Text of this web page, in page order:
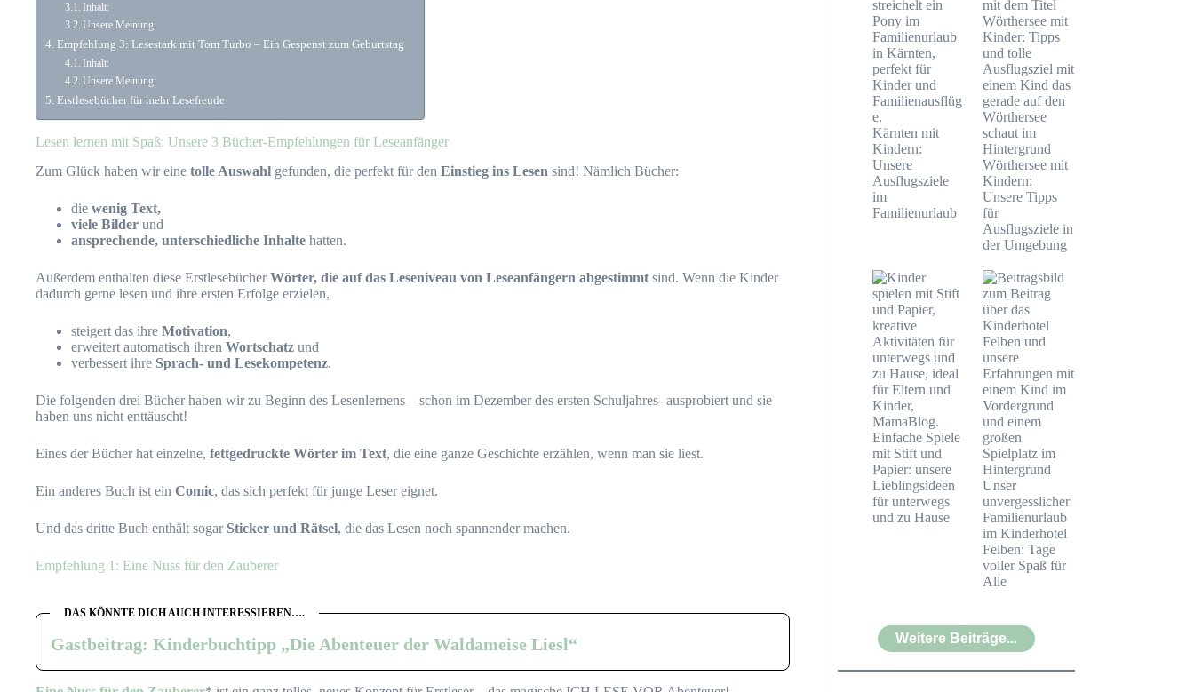
Inhalt:
Unsere Meinung:
Empfehlung 3: Lesestark mit Tom Turbo – Ein Gespenst zum Geburtstag
Inhalt:
Unsere Meinung:
Erstlesebücher für mehr Lesefreude
Lesen lernen mit Spaß: Unsere 3 Bücher-Empfehlungen für Leseanfänger
Zum Glück haben wir eine tolle Auswahl gefunden, die perfekt für den Einstieg ins Lesen sind! Nämlich Bücher:
die wenig Text,
viele Bilder und
ansprechende, unterschiedliche Inhalte hatten.
Außerdem enthalten diese ErstlesebücherWörter, die auf das Leseniveau von Leseanfängern abgestimmt sind. Wenn die Kinder
dadurch gerne lesen und ihre ersten Erfolge erzielen,
steigert das ihre Motivation,
erweitert automatisch ihren Wortschatz und
verbessert ihre Sprach- und Lesekompetenz.
Die folgenden drei Bücher haben wir zu Beginn des Lesenlernens – schon im Dezember des ersten Schuljahres- ausprobiert und sie
haben uns nicht enttäuscht!
Eines der Bücher hat einzelne, fettgedruckte Wörter im Text, die eine ganze Geschichte erzählen, wenn man sie liest.
Ein anderes Buch ist ein Comic, das sich perfekt für junge Leser eignet.
Und das dritte Buch enthält sogar Sticker und Rätsel, die das Lesen noch spannender machen.
Empfehlung 1: Eine Nuss für den Zauberer
DAS KÖNNTE DICH AUCH INTERESSIEREN….
Gastbeitrag: Kinderbuchtipp „Die Abenteuer der Waldameise Liesl“
Kärnten mit
Kindern:
Unsere
Ausflugsziele
im
Familienurlaub
Wörthersee mit
Kindern:
Unsere Tipps
für
Ausflugsziele in
der Umgebung
Einfache Spiele
mit Stift und
Papier: unsere
Lieblingsideen
für unterwegs
und zu Hause
Unser
unvergesslicher
Familienurlaub
im Kinderhotel
Felben: Tage
voller Spaß für
Alle
Weitere Beiträge...